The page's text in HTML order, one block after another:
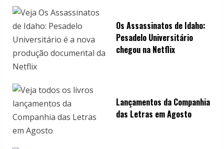
Os Assassinatos de Idaho:
Pesadelo Universitário
chegou na Netflix
Lançamentos da Companhia
das Letras em Agosto